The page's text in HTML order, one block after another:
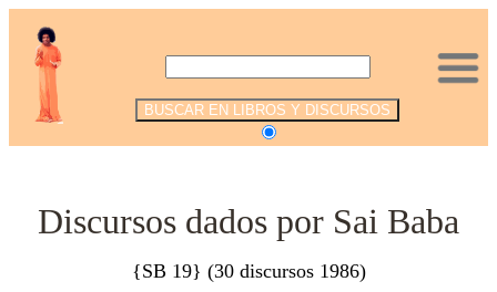
Discursos dados por Sai Baba
{SB 19} (30 discursos 1986)